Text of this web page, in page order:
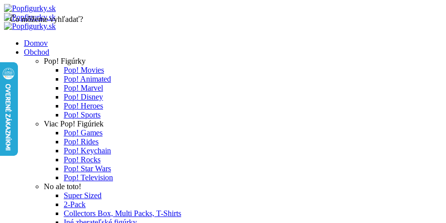
Domov
Obchod
Pop! Figúrky
Pop! Movies
Pop! Animated
Pop! Marvel
Pop! Disney
Pop! Heroes
Pop! Sports
Viac Pop! Figúriek
Pop! Games
Pop! Rides
Pop! Keychain
Pop! Rocks
Pop! Star Wars
Pop! Television
No ale toto!
Super Sized
2-Pack
Collectors Box, Multi Packs, T-Shirts
Čo môžeme vyhľadať?